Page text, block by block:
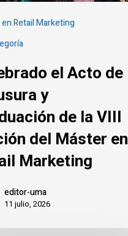
Retail Marketing
el Acto de
y
de la VIII
del Máster en
Marketing
editor-uma
11 julio, 2026